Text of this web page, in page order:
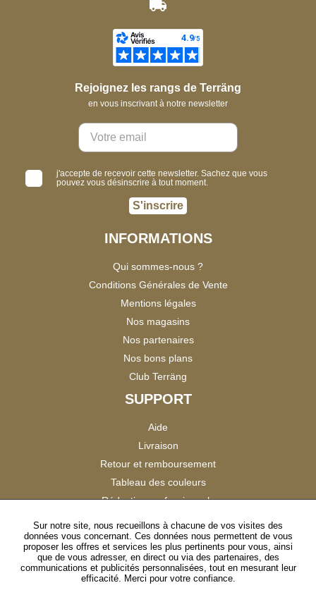
Rejoignez les rangs de Terräng
en vous inscrivant à notre newsletter
j'accepte de recevoir cette newsletter. Sachez que vous
pouvez vous désinscrire à tout moment.
S'inscrire
INFORMATIONS
Qui sommes-nous ?
Conditions Générales de Vente
Mentions légales
Nos magasins
Nos partenaires
Nos bons plans
Club Terräng
SUPPORT
Aide
Livraison
Retour et remboursement
Tableau des couleurs
Réduction professionnels
Satisfaction Clients
SUIVEZ-NOUS
Sur notre site, nous recueillons à chacune de vos visites des
données vous concernant. Ces données nous permettent de vous
proposer les offres et services les plus pertinents pour vous, ainsi
que de vous adresser, en direct ou via des partenaires, des
communications et publicités personnalisées, tout en mesurant leur
efficacité. Merci pour votre confiance.